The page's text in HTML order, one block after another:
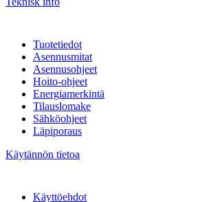
Tuotetiedot
Asennusmitat
Asennusohjeet
Hoito-ohjeet
Energiamerkintä
Tilauslomake
Sähköohjeet
Läpiporaus
Käytännön tietoa
Käyttöehdot